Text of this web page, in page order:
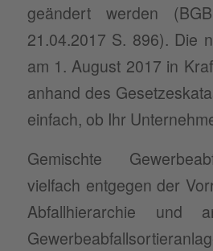
geändert werden
21.04.2017 S. 896). Die
am 1. August 2017 in
anhand des
einfach, ob Ihr
Gemischte
vielfach entgegen der
Abfallhierarchie und